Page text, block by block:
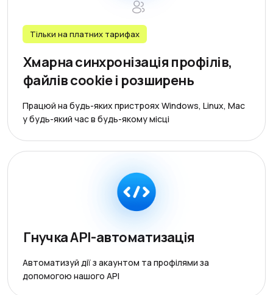
Тільки на платних тарифах
Хмарна синхронізація профілів,
файлів cookie і розширень
Працюй на будь-яких пристроях Windows, Linux, Mac
у будь-який час в будь-якому місці
Гнучка API-автоматизація
Автоматизуй дії з акаунтом та профілями за
допомогою нашого API